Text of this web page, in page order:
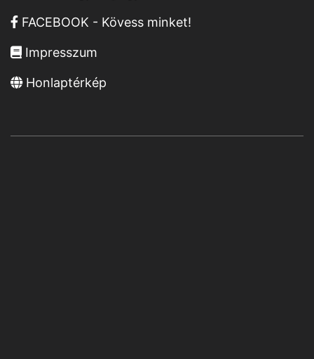
FACEBOOK - Kövess minket!
Impresszum
Honlaptérkép